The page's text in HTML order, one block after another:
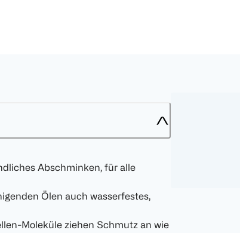
Abschminken, für alle
Ölen auch wasserfestes,
Moleküle ziehen Schmutz an wie